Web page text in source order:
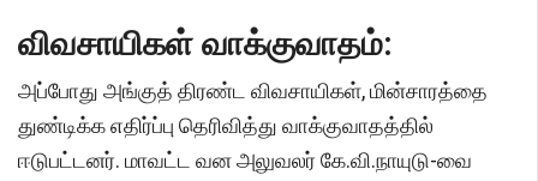
விவசாயிகள் வாக்குவாதம்:
அப்போது அங்குத் திரண்ட விவசாயிகள், மின்சாரத்தை
துண்டிக்க எதிர்ப்பு தெரிவித்து வாக்குவாதத்தில்
ஈடுபட்டனர். மாவட்ட வன அலுவலர் கே.வி.நாயுடு-வை